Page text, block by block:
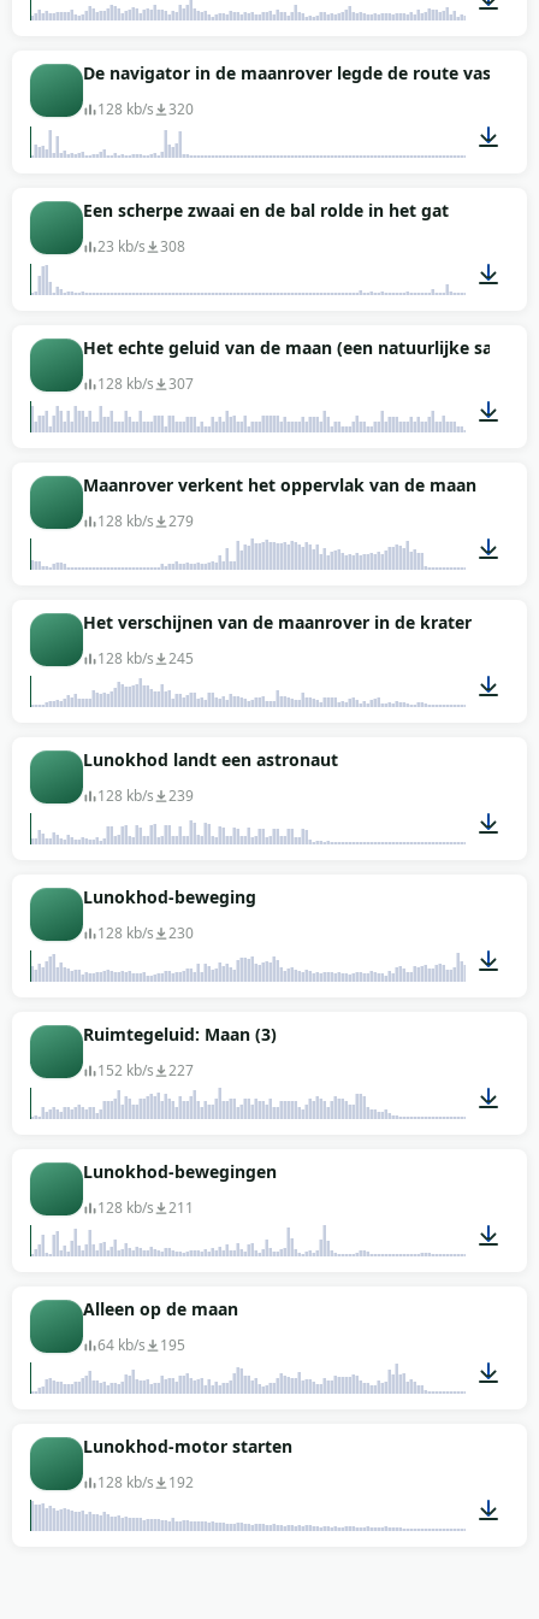
08:33
De navigator in de maanrover legde de route vast
128 kb/s 320
Een scherpe zwaai en de bal rolde in het gat
23 kb/s 308
00:03
Het echte geluid van de maan (een natuurlijke
128 kb/s 307
00:17
Maanrover verkent het oppervlak van de maan
128 kb/s 279
00:34
Het verschijnen van de maanrover in de krater
128 kb/s 245
Lunokhod landt een astronaut
128 kb/s 239
Lunokhod-beweging
128 kb/s 230
Ruimtegeluid: Maan (3)
152 kb/s 227
Lunokhod-bewegingen
128 kb/s 211
Alleen op de maan
64 kb/s 195
Lunokhod-motor starten
128 kb/s 192